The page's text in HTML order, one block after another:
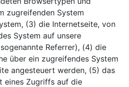
zugreifenden System
(3) die Internetseite, von
System auf unsere
Referrer), (4) die
über ein zugreifendes System
angesteuert werden, (5) das
eines Zugriffs auf die